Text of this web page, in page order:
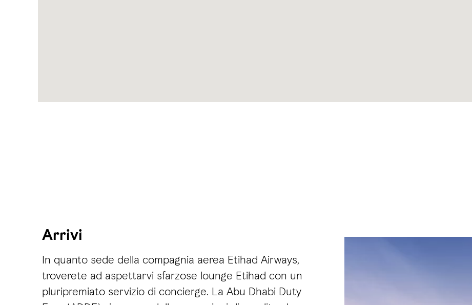
Arrivi
In quanto sede della compagnia aerea Etihad Airways,
troverete ad aspettarvi sfarzose lounge Etihad con un
pluripremiato servizio di concierge. La Abu Dhabi Duty